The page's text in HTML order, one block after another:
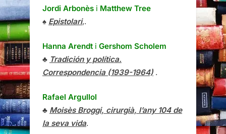
Jordi Arbonès i Matthew Tree
♠ Epistolari,.
Hanna Arendt i Gershom Scholem
♣ Tradición y política.
Correspondencia (1939-1964) .
Rafael Argullol
♣ Moisès Broggi, cirurgià, l’any 104 de
la seva vida.